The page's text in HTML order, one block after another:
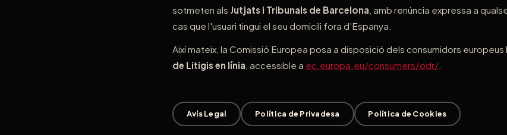
sotmeten als Jutjats i Tribunals de Barcelona , amb renúncia expressa a
cas que l'usuari tingui el seu domicili fora d'Espanya.
Així mateix, la Comissió Europea posa a disposició dels consumidors europeus
de Litigis en línia , accessible a ec.europa.eu/consumers/odr/
Avís Legal Política de Privadesa Política de Cookies